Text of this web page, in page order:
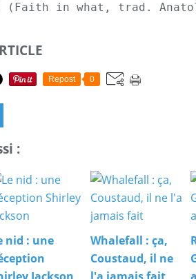
in what, trad.
Repost 0
:
nid : une
Whalefall : ça,
Coustaud, il ne